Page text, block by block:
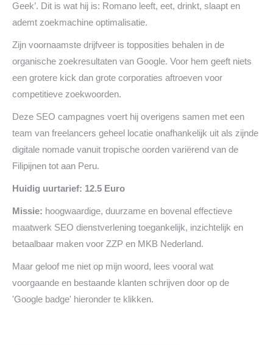
Geek’. Dit is wat hij is: Romano leeft, eet, drinkt, slaapt en
ademt zoekmachine optimalisatie.
Zijn voornaamste drijfveer is topposities behalen in de
organische zoekresultaten van Google. Voor hem geeft niets
een grotere kick dan grote corporaties aftroeven voor
competitieve zoekwoorden.
Deze SEO campagnes voert hij overigens samen met een
team van freelancers geheel locatie onafhankelijk uit als zijnde
digitale nomade vanuit tropische oorden variërend van de
Filipijnen tot aan Peru.
Huidig uurtarief: 12.5 Euro
Missie: hoogwaardige, duurzame en bovenal effectieve
maatwerk SEO dienstverlening toegankelijk, inzichtelijk en
betaalbaar maken voor ZZP en MKB Nederland.
Maar geloof me niet op mijn woord, lees vooral wat
voorgaande en bestaande klanten schrijven door op de
'Google badge' hieronder te klikken.